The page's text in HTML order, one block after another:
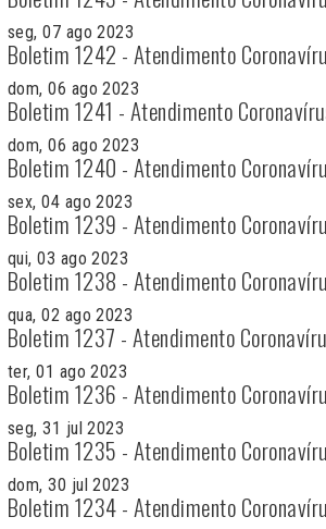
seg, 07 ago 2023
Boletim 1242 - Atendimento
dom, 06 ago 2023
Boletim 1241 - Atendimento
dom, 06 ago 2023
Boletim 1240 - Atendimento
sex, 04 ago 2023
Boletim 1239 - Atendimento
qui, 03 ago 2023
Boletim 1238 - Atendimento
qua, 02 ago 2023
Boletim 1237 - Atendimento
ter, 01 ago 2023
Boletim 1236 - Atendimento
seg, 31 jul 2023
Boletim 1235 - Atendimento
dom, 30 jul 2023
Boletim 1234 - Atendimento